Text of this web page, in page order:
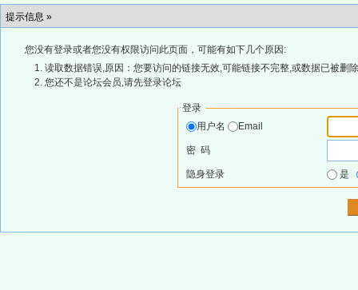
提示信息 »
您没有登录或者您没有权限访问此页面，可能有如下几个原因:
读取数据错误,原因：您要访问的链接无效,可能链接不完整,或数据已被删
您还不是论坛会员,请先登录论坛
登录
用户名
Email
密 码
隐身登录 是